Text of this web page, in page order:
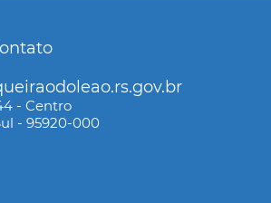
- Centro
- 95920-000